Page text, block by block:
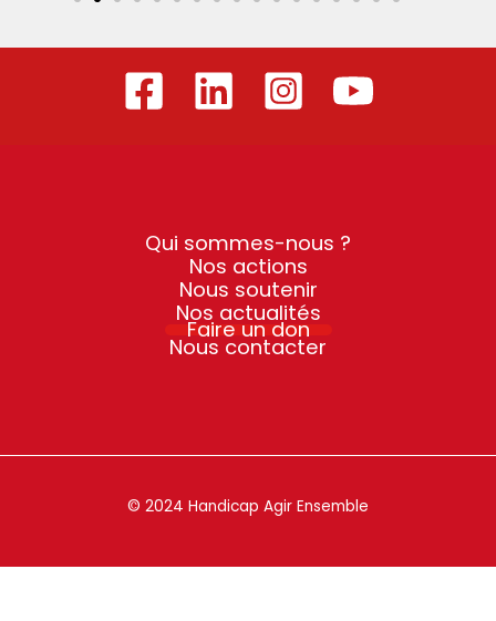
Qui sommes-nous ?
Nos actions
Nous soutenir
Nos actualités
Faire un don
Nous contacter
© 2024 Handicap Agir Ensemble